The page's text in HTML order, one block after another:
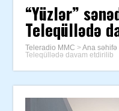
“Yüzlər”
Teleqüllədə
Teleradio MMC >Ana səhifə
Teleqüllədə davam etdirilib